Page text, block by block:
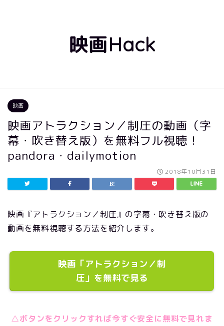
映画Hack
映画
映画アトラクション／制圧の動画（字
幕・吹き替え版）を無料フル視聴！
pandora・dailymotion
2018年10月31日
映画『アトラクション／制圧』の字幕・吹き替え版の
動画を無料視聴する方法を紹介します。
映画「アトラクション／制
圧」を無料で見る
△ボタンをクリックすれば今すぐ安全に無料で見れま